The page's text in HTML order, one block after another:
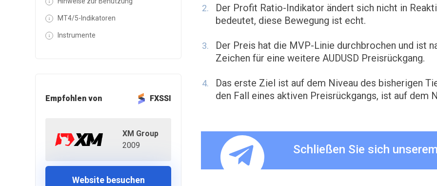
MT4/5-Indikatoren
Instrumente
Empfohlen von FXSSI
XM Group
2009
Website besuchen
Der Profit Ratio-Indikator ändert sich nicht in
bedeutet, diese Bewegung ist echt.
Der Preis hat die MVP-Linie durchbrochen und ist
Zeichen für eine weitere AUDUSD Preisrückgang.
Das erste Ziel ist auf dem Niveau des bisherigen
den Fall eines aktiven Preisrückgangs, ist auf dem
Schließen Sie sich